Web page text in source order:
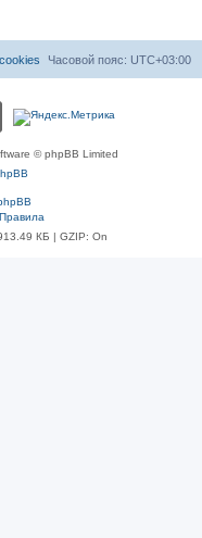
Часовой пояс: UTC+03:00
© phpBB Limited
Правила
КБ | GZIP: On